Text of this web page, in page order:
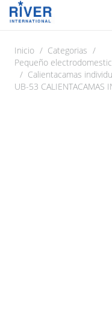
Inicio / Categorias /
Pequeño
/ Calientacamas
UB-53 CALIENTACAMAS